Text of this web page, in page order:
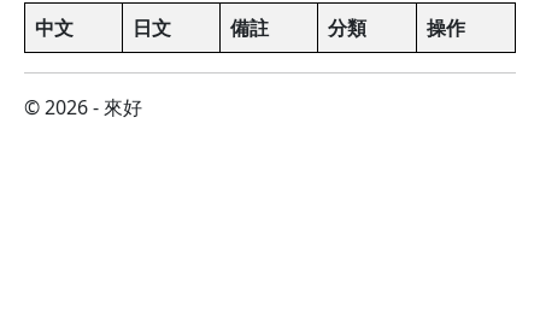
中文 日文 備註 分類 操作
© 2026 - 來好